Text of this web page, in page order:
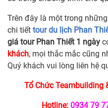
Trên đây là một trong
chi tiết tour du lịch Phan
giá tour Phan Thiết 1 ngày
khách, mọi thắc mắc cũng
Quý khách vui lòng liên hệ
Tổ Chức Teambuilding
Hotline: 0934 79